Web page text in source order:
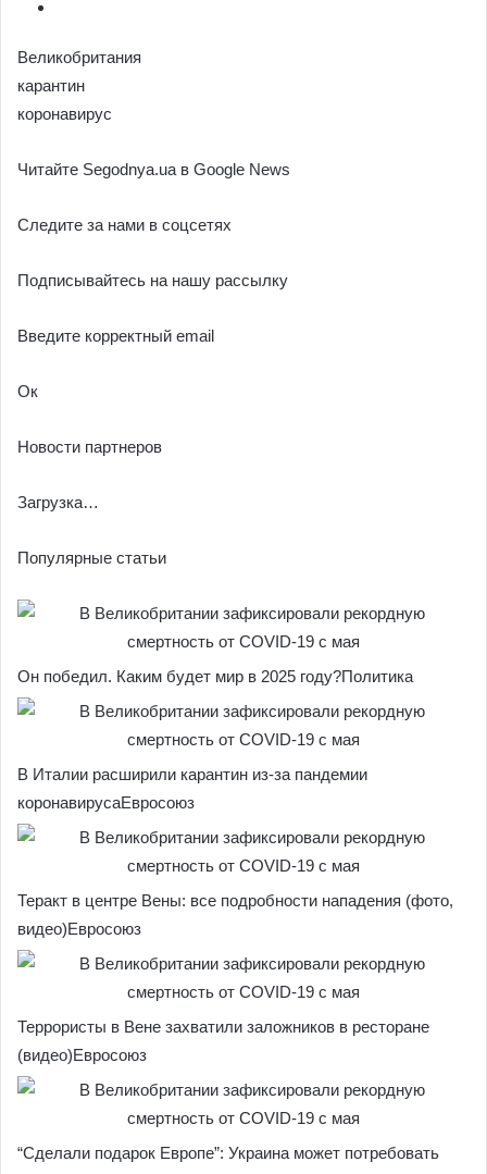
Великобритания
карантин
коронавирус
Читайте Segodnya.ua в Google News
Следите за нами в соцсетях
Подписывайтесь на нашу рассылку
Введите корректный email
Ок
Новости партнеров
Загрузка…
Популярные статьи
Он победил. Каким будет мир в 2025 году?Политика
В Италии расширили карантин из-за пандемии
коронавирусаЕвросоюз
Теракт в центре Вены: все подробности нападения (фото,
видео)Евросоюз
Террористы в Вене захватили заложников в ресторане
(видео)Евросоюз
“Сделали подарок Европе”: Украина может потребовать